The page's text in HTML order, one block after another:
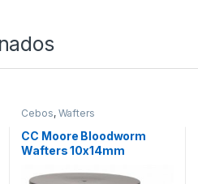
Cebos, Wafters
CC Moore Bloodworm
Wafters 10x14mm